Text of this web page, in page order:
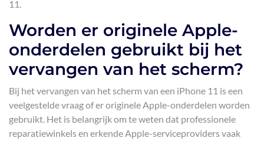
11.
Worden er originele Apple-
onderdelen gebruikt bij het
vervangen van het scherm?
Bij het vervangen van het scherm van een iPhone 11 is een
veelgestelde vraag of er originele Apple-onderdelen worden
gebruikt. Het is belangrijk om te weten dat professionele
reparatiewinkels en erkende Apple-serviceproviders vaak